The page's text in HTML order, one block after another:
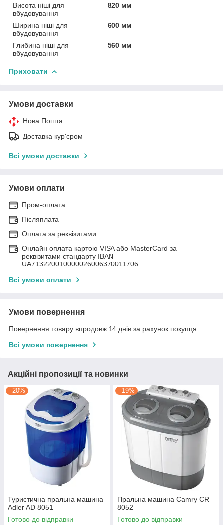
Висота ніші для
вбудовування
820 мм
Ширина ніші для
вбудовування
600 мм
Глибина ніші для
вбудовування
560 мм
Приховати
Умови доставки
Нова Пошта
Доставка кур'єром
Всі умови доставки
Умови оплати
Пром-оплата
Післяплата
Оплата за реквізитами
Онлайн оплата картою VISA або MasterCard за
реквізитами стандарту IBAN
UA713220010000026006370011706
Всі умови оплати
Умови повернення
Повернення товару впродовж 14 днів за рахунок покупця
Всі умови повернення
Акційні пропозиції та новинки
–20%
Туристична пральна машина
Adler AD 8051
Готово до відправки
–19%
Пральна машина Camry CR
8052
Готово до відправки